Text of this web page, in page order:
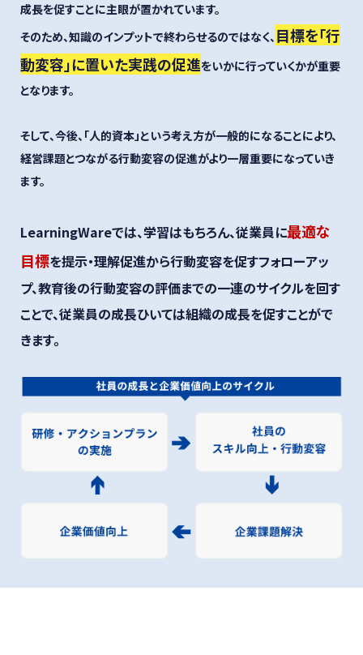
成長を促すことに主眼が置かれています。
そのため、知識のインプットで終わらせるのではなく、 目標を「行
動変容」に置いた実践の促進をいかに行っていくかが重要
となります。
そして、今後、「人的資本」という考え方が一般的になることにより、
経営課題とつながる行動変容の促進がより一層重要になっていき
ます。
LearningWareでは、学習はもちろん、従業員に最適な
目標を提示・理解促進から行動変容を促すフォローアッ
プ、教育後の行動変容の評価までの一連のサイクルを回す
ことで、従業員の成長ひいては組織の成長を促すことがで
きます。